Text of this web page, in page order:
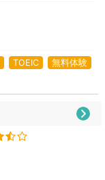
TOEIC
無料体験